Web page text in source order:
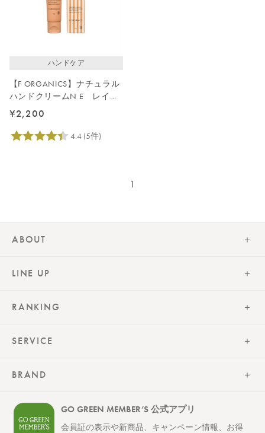
ハンドケア
【F ORGANICS】ナチュラル
ハンドクリームN E レイユ
ールデルブの香り
¥2,200
1
ABOUT
LINE UP
RANKING
SERVICE
BRAND
GO GREEN MEMBER’S 公式アプリ
会員証の表示や新商品、キャンペーン情報、お得